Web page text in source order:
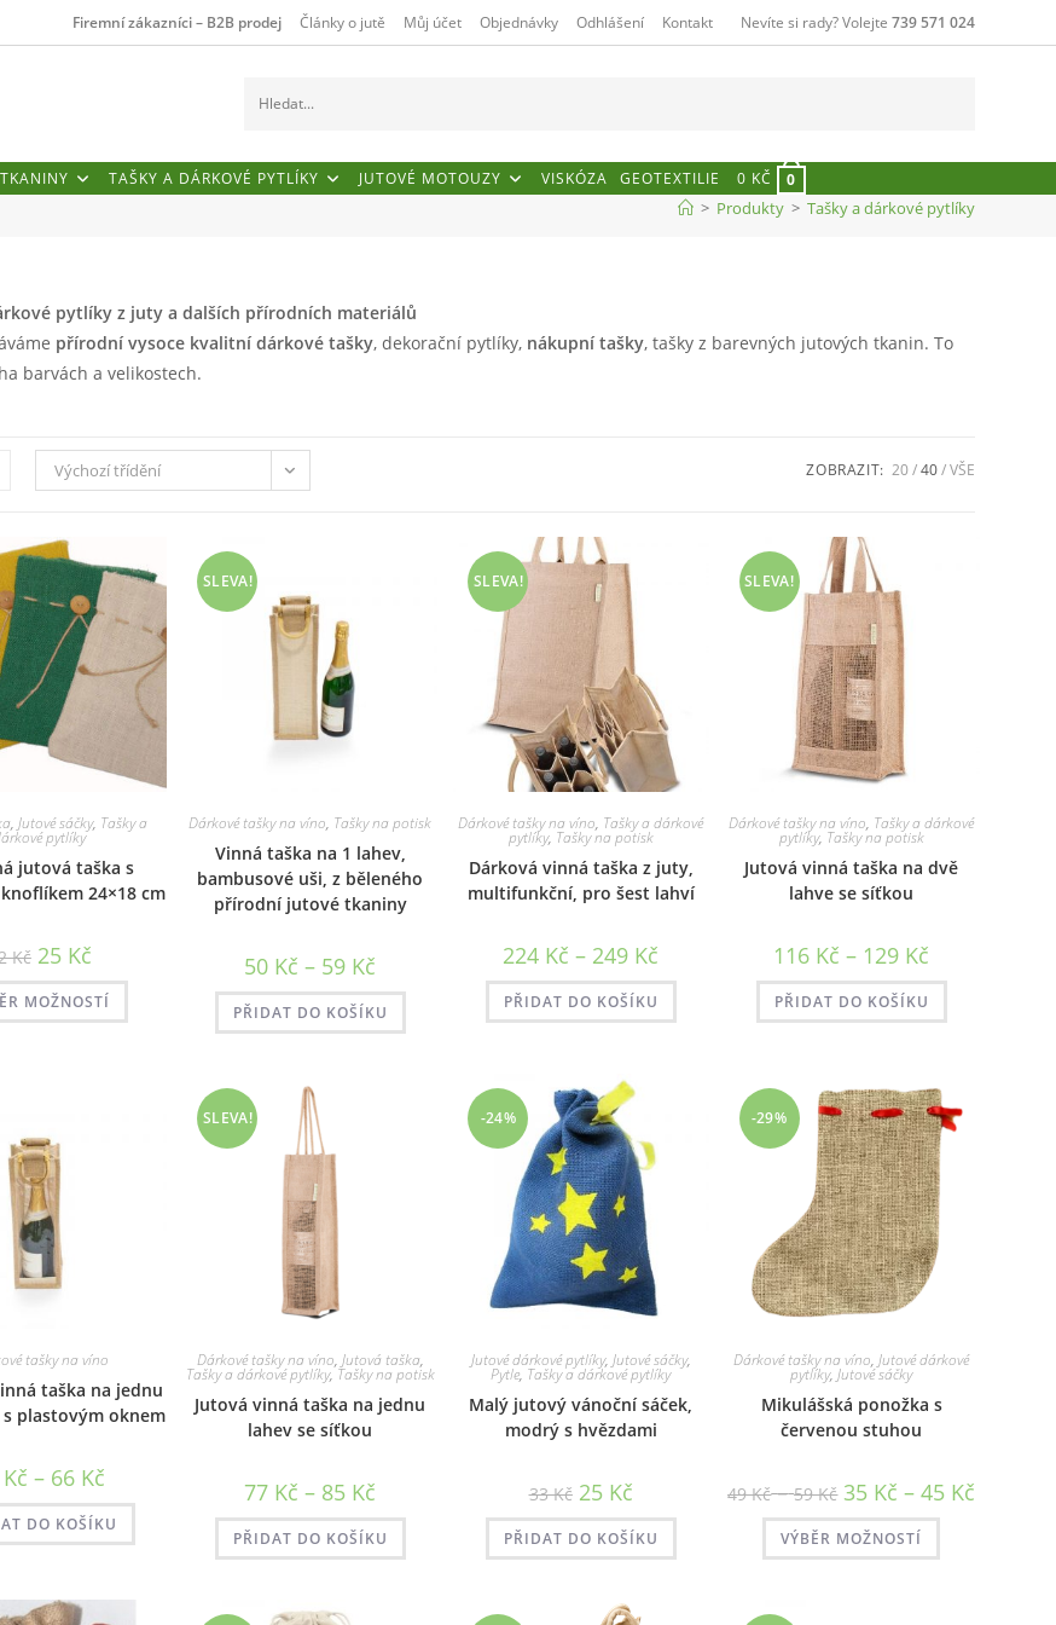
Firemní zákazníci – B2B prodej Články o jutě Můj účet Objednávky Odhlášení Kontakt Nevíte si rady? Volejte 739 571 024
H
e
t
.
TKANINY TAŠKY A DÁRKOVÉ PYTLÍKY JUTOVÉ MOTOUZY VISKÓZA GEOTEXTILIE 0 KČ 0
> Produkty > Tašky a dárkové pytlíky
pytlíky z juty a dalších přírodních materiálů
přírodní vysoce kvalitní dárkové tašky, dekorační pytlíky, nákupní tašky, tašky z barevných jutových tkanin. To
barvách a velikostech.
Výchozí třídění ZOBRAZIT: 20 40 VŠE
, Jutové sáčky, Tašky a
pytlíky
jutová taška s
24×18 cm
Kč 25 Kč
MOŽNOSTÍ
Tento
má
SLEVA!
Dárkové tašky na víno, Tašky na potisk
Vinná taška na 1 lahev,
bambusové uši, z běleného
přírodní jutové tkaniny
50 Kč – 59 Kč
50 Kč
až
59 Kč
PŘIDAT DO KOŠÍKU
SLEVA!
Dárkové tašky na víno, Tašky a dárkové
pytlíky, Tašky na potisk
Dárková vinná taška z juty,
multifunkční, pro šest lahví
224 Kč – 249 Kč
224 Kč
249 Kč
PŘIDAT DO KOŠÍKU
SLEVA!
Dárkové tašky na víno, Tašky a dárkové
pytlíky, Tašky na potisk
Jutová vinná taška na dvě
lahve se síťkou
116 Kč – 129 Kč
116 Kč
129 Kč
PŘIDAT DO KOŠÍKU
tašky na víno
taška na jednu
plastovým oknem
Kč – 66 Kč
56 Kč
až
66 Kč
DO KOŠÍKU
SLEVA!
Dárkové tašky na víno, Jutová taška,
Tašky a dárkové pytlíky, Tašky na potisk
Jutová vinná taška na jednu
lahev se síťkou
77 Kč – 85 Kč
77 Kč
až
85 Kč
PŘIDAT DO KOŠÍKU
-24%
Jutové dárkové pytlíky, Jutové sáčky,
Pytle, Tašky a dárkové pytlíky
Malý jutový vánoční sáček,
modrý s hvězdami
33Kč Původní
cena
byla:
33 Kč.
25 KčAktuální
cena
je:
25 Kč.
PŘIDAT DO KOŠÍKU
-29%
Dárkové tašky na víno,Jutové dárkové
pytlíky,Jutové sáčky
Mikulášská ponožka s
červenou stuhou
49Kč – 59Kč Rozpětí
cen:
49 Kč
až
59 Kč
35 Kč – 45 Kč
VÝBĚR MOŽNOSTÍ
Tento
má